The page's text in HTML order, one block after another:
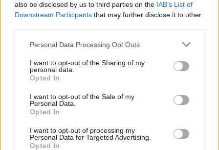
also be disclosed by us to third parties on the IAB’s List of
Downstream Participants that may further disclose it to other
Personal Data Processing Opt Outs
I want to opt-out of the Sharing of my
personal data.
Opted In
I want to opt-out of the Sale of my
Personal Data.
Opted In
I want to opt-out of processing my
Personal Data for Targeted Advertising.
Opted In
Kvetou a kvetou jezirko
Tento uživatel zatím neprokázal svou identitu ověřovací
fotografií. U neověřených profilů nelze zaručit, že fotografie a
Kontakt